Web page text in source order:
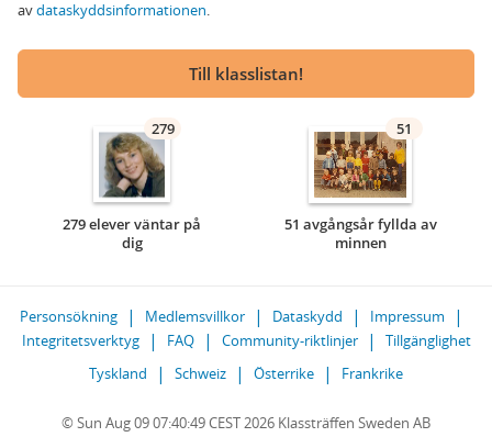
avdataskyddsinformationen.
Till klasslistan!
279
279 elever väntar på
dig
51
51 avgångsår fyllda av
minnen
Personsökning Medlemsvillkor Dataskydd
Impressum
Integritetsverktyg
FAQ Community-riktlinjer
Tillgänglighet
Tyskland
Schweiz Österrike Frankrike
© Sun Aug 09 07:40:49 CEST 2026 Klassträffen Sweden AB